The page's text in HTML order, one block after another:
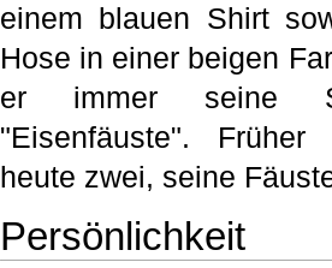
einem blauen Shirt
Hose in einer beigen
er immer seine
"Eisenfäuste".
heute zwei, seine
Persönlichkeit